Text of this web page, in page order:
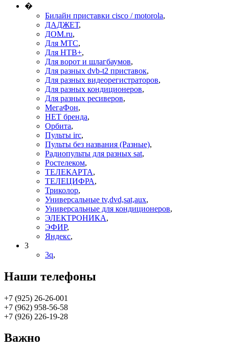
�
Билайн приставки cisco / motorola,
ДАДЖЕТ,
ДОМ.ru,
Для МТС,
Для НТВ+,
Для ворот и шлагбаумов,
Для разных dvb-t2 приставок,
Для разных видеорегистраторов,
Для разных кондиционеров,
Для разных ресиверов,
МегаФон,
НЕТ бренда,
Орбита,
Пульты irc,
Пульты без названия (Разные),
Радиопульты для разных sat,
Ростелеком,
ТЕЛЕКАРТА,
ТЕЛЕЦИФРА,
Триколор,
Универсальные tv,dvd,sat,aux,
Универсальные для кондиционеров,
ЭЛЕКТРОНИКА,
ЭФИР,
Яндекс,
3
3q,
Наши телефоны
+7 (925) 26-26-001
+7 (962) 958-56-58
+7 (926) 226-19-28
Важно